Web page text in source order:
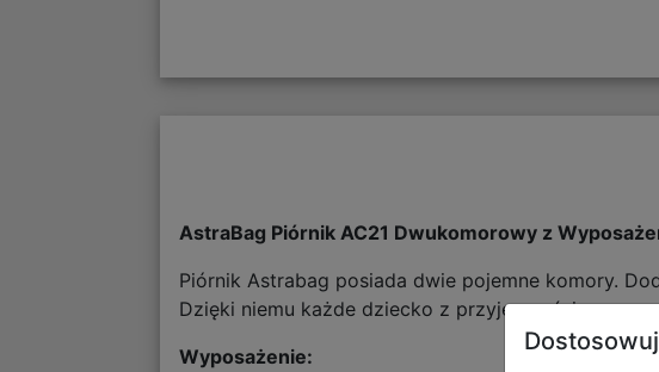
AstraBag Piórnik AC21 Dwukomorowy z
Piórnik Astrabag posiada dwie pojemne komory.
Dzięki niemu każde dziecko z przyjemnością
Wyposażenie: